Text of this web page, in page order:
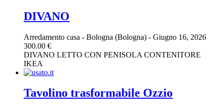
DIVANO
Arredamento casa - Bologna (Bologna) - Giugno 16, 2026
300.00 €
DIVANO LETTO CON PENISOLA CONTENITORE
IKEA
Tavolino trasformabile Ozzio